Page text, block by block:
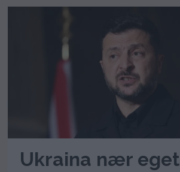
Ukraina nær eget